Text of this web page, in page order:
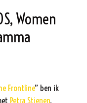
Women
Frontline” ben ik
Petra Stienen.